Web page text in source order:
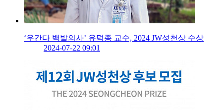
‘우간다 백발의사’ 유덕종 교수, 2024 JW성천상 수상
2024-07-22 09:01